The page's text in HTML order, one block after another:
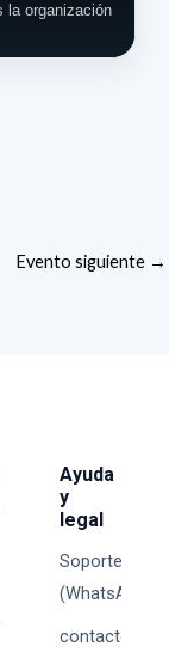
la organización
Evento siguiente →
Ayuda
y
legal
Soporte
(WhatsApp)